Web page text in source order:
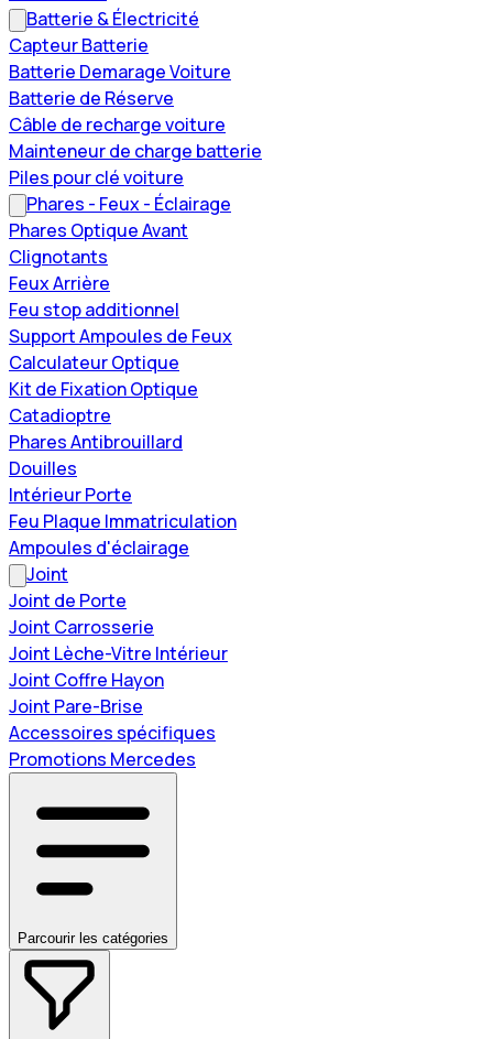
Batterie & Électricité
Capteur Batterie
Batterie Demarage Voiture
Batterie de Réserve
Câble de recharge voiture
Mainteneur de charge batterie
Piles pour clé voiture
Phares - Feux - Éclairage
Phares Optique Avant
Clignotants
Feux Arrière
Feu stop additionnel
Support Ampoules de Feux
Calculateur Optique
Kit de Fixation Optique
Catadioptre
Phares Antibrouillard
Douilles
Intérieur Porte
Feu Plaque Immatriculation
Ampoules d'éclairage
Joint
Joint de Porte
Joint Carrosserie
Joint Lèche-Vitre Intérieur
Joint Coffre Hayon
Joint Pare-Brise
Accessoires spécifiques
Promotions Mercedes
Parcourir les catégories